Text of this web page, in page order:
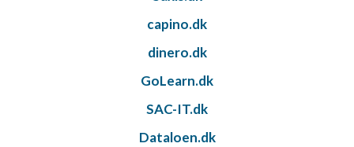
capino.dk
dinero.dk
GoLearn.dk
SAC-IT.dk
Dataloen.dk